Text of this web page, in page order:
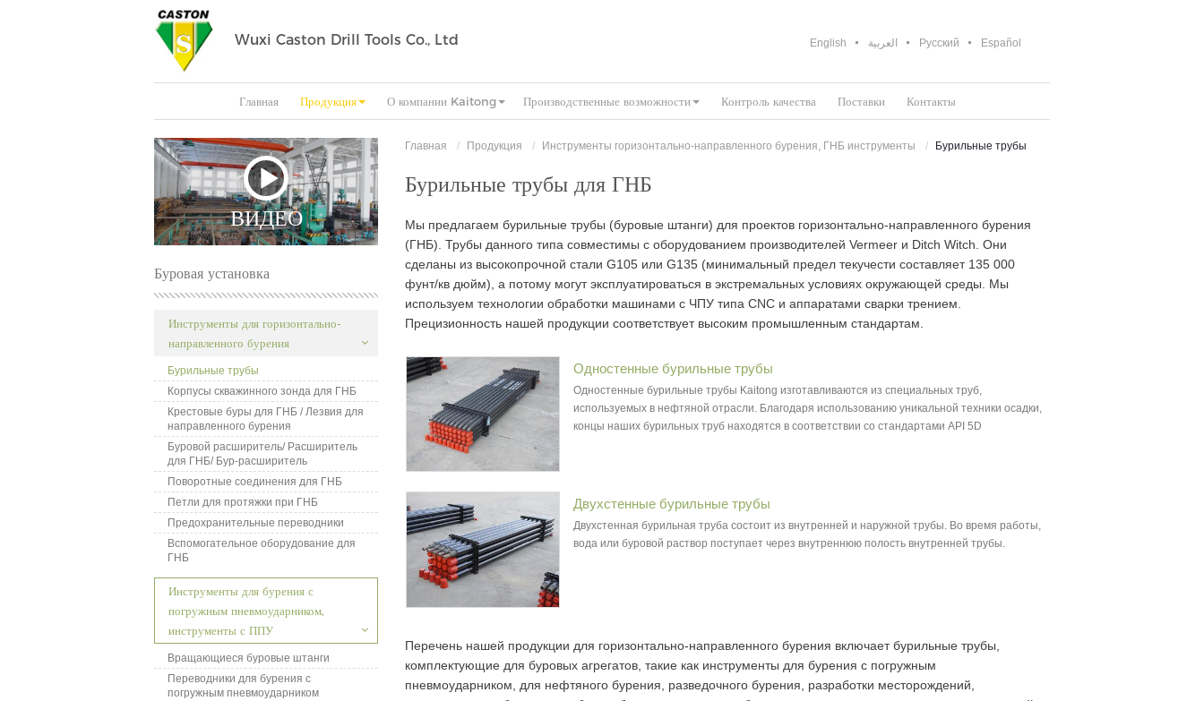
English العربية Русский Español
Wuxi Caston Drill Tools Co., Ltd
Главная Продукция О компании Kaitong Производственные возможности Контроль качества Поставки Контакты
ВИДЕО
Главная Продукция Инструменты горизонтально-направленного бурения, ГНБ инструменты Бурильные трубы
Бурильные трубы для ГНБ
Мы предлагаем бурильные трубы (буровые штанги) для проектов горизонтально-направленного бурения
(ГНБ). Трубы данного типа совместимы с оборудованием производителей Vermeer и Ditch Witch. Они
сделаны из высокопрочной стали G105 или G135 (минимальный предел текучести составляет 135 000
фунт/кв дюйм), а потому могут эксплуатироваться в экстремальных условиях окружающей среды. Мы
используем технологии обработки машинами с ЧПУ типа CNC и аппаратами сварки трением.
Прецизионность нашей продукции соответствует высоким промышленным стандартам.
Одностенные бурильные трубы
Одностенные бурильные трубы Kaitong изготавливаются из специальных труб,
используемых в нефтяной отрасли. Благодаря использованию уникальной техники осадки,
концы наших бурильных труб находятся в соответствии со стандартами API 5D
Двухстенные бурильные трубы
Двухстенная бурильная труба состоит из внутренней и наружной трубы. Во время работы,
вода или буровой раствор поступает через внутреннюю полость внутренней трубы.
Перечень нашей продукции для горизонтально-направленного бурения включает бурильные трубы,
комплектующие для буровых агрегатов, такие как инструменты для бурения с погружным
пневмоударником, для нефтяного бурения, разведочного бурения, разработки месторождений,
Буровая установка
Инструменты для горизонтально-
направленного бурения
Бурильные трубы
Корпусы скважинного зонда для ГНБ
Крестовые буры для ГНБ / Лезвия для
направленного бурения
Буровой расширитель/ Расширитель
для ГНБ/ Бур-расширитель
Поворотные соединения для ГНБ
Петли для протяжки при ГНБ
Предохранительные переводники
Вспомогательное оборудование для
ГНБ
Инструменты для бурения с
погружным пневмоударником,
инструменты с ППУ
Вращающиеся буровые штанги
Переводники для бурения с
погружным пневмоударником